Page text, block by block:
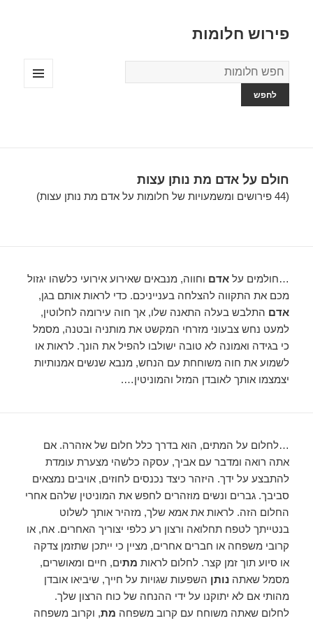
פירוש חלומות
מילון
החלומות
חולם על אדם מת נותן עצות
(44 פירושים ומשמעויות של חלומות על אדם מת נותן עצות)
…חולמים עלאדם וחווה, מנבאים שאירוע אירועי כלשהו יגזול
מכם את התקווה להצלחה בענייניכם. כדי לראות אותם בגן,
אדם התלבש בעלה התאנה שלו, אך חוה עירומה לחלוטין,
למעט נחש צבעוני מזרחי המקשט את מותניה ובטנה, מסמל
כי בגידה ואמונה לא טובה ישולבו להפיל את הונך. לראות או
לשמוע את חוה משוחחת עם הנחש, מנבא שנשים אמנותיות
יצמצמו אותך לאובדן המזל והמוניטין….
…לחלום על המתים, הוא בדרך כלל חלום של אזהרה. אם
אתה רואה ומדבר עם אביך, עסקה כלשהי מצערת עומדת
להתבצע על ידך. היזהר כיצד נכנסים לחוזים, אויבים נמצאים
סביבך. גברים ונשים מוזהרים לחפש את המוניטין שלהם אחרי
החלום הזה. לראות את אמא שלך, מזהיר אותך לשלוט
בנטייתך לטפח תחלואה ורצון רע כלפי יצוריך האחרים. אח, או
קרובי משפחה או חברים אחרים, מציין כי ייתכן שתזמן צדקה
או סיוע תוך זמן קצר. לחלום לראות מתים, חיים ומאושרים,
מסמל שאתהנותן השפעות שגויות על חייך, שיביאו אובדן
מהותי אם לא יתוקנו על ידי ההנחה של כוח הרצון שלך.
לחלום שאתה משוחח עם קרוב משפחה מת, וקרוב משפחה